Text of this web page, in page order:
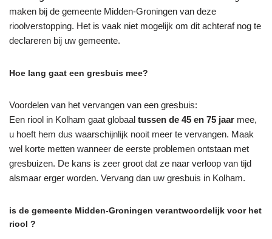
maken bij de gemeente Midden-Groningen van deze
rioolverstopping. Het is vaak niet mogelijk om dit achteraf nog te
declareren bij uw gemeente.
Hoe lang gaat een gresbuis mee?
Voordelen van het vervangen van een gresbuis:
Een riool in Kolham gaat globaal tussen de 45 en 75 jaar mee,
u hoeft hem dus waarschijnlijk nooit meer te vervangen. Maak
wel korte metten wanneer de eerste problemen ontstaan met
gresbuizen. De kans is zeer groot dat ze naar verloop van tijd
alsmaar erger worden. Vervang dan uw gresbuis in Kolham.
is de gemeente Midden-Groningen verantwoordelijk voor het
riool ?